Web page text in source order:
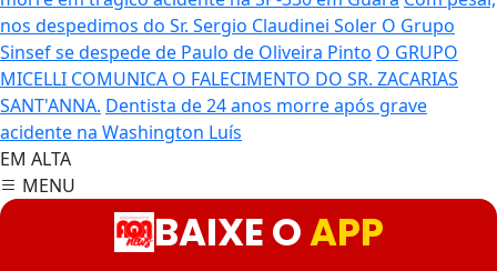
nos despedimos do Sr. Sergio Claudinei Soler O Grupo
Sinsef se despede de Paulo de Oliveira Pinto O GRUPO
MICELLI COMUNICA O FALECIMENTO DO SR. ZACARIAS
SANT'ANNA. Dentista de 24 anos morre após grave
acidente na Washington Luís
EM ALTA
MENU
BAIXE OAPP